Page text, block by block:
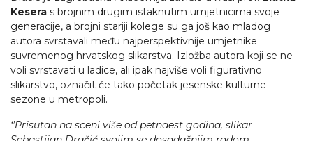
Kesera s brojnim drugim istaknutim umjetnicima svoje
generacije, a brojni stariji kolege su ga još kao mladog
autora svrstavali među najperspektivnije umjetnike
suvremenog hrvatskog slikarstva. Izložba autora koji se ne
voli svrstavati u ladice, ali ipak najviše voli figurativno
slikarstvo, označit će tako početak jesenske kulturne
sezone u metropoli.
‘’Prisutan na sceni više od petnaest godina, slikar